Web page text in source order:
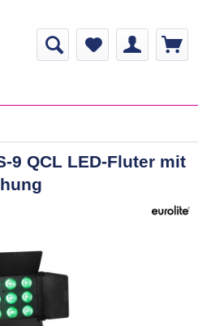
9 QCL LED-Fluter mit